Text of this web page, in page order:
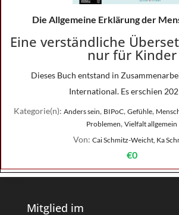
Die Allgemeine Erklärung der
Eine verständliche
nur für Kinder
Dieses Buch entstand in
International. Es erschien
Kategorie(n): Anders sein, BIPoC, Gefühle,
Problemen, Vielfalt allgemein
Von: Cai Schmitz-Weicht, Ka
€0
Mitglied im